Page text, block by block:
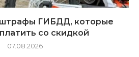
ГИБДД, которые
со скидкой
07.08.2026